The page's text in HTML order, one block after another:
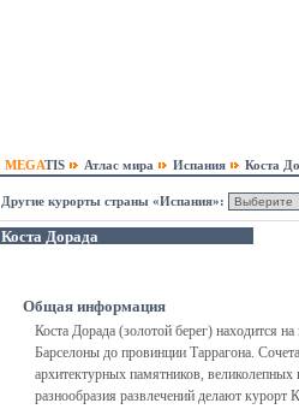
MEGATIS Атлас мира Испания
Коста
Другие курорты страны «Испания»:
Коста Дорада
Общая информация
Коста Дорада (золотой берег) находится
Барселоны до провинции Таррагона.
архитектурных памятников,
разнообразия развлечений делают